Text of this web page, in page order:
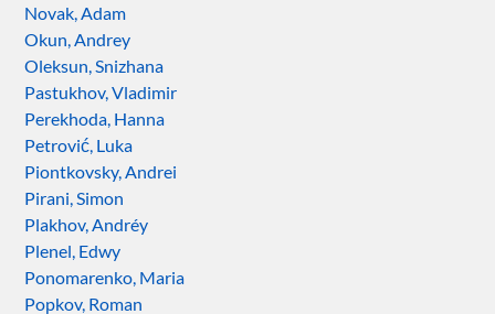
Novak, Adam
Okun, Andrey
Oleksun, Snizhana
Pastukhov, Vladimir
Perekhoda, Hanna
Petrović, Luka
Piontkovsky, Andrei
Pirani, Simon
Plakhov, Andréy
Plenel, Edwy
Ponomarenko, Maria
Popkov, Roman